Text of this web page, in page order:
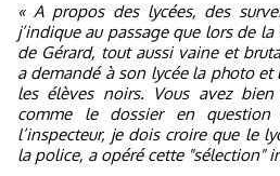
« A propos des lycées, des
j’indique au passage que lors de
de Gérard, tout aussi vaine et
a demandé à son lycée la photo
les élèves noirs. Vous avez
comme le dossier en
l’inspecteur, je dois croire que le
la police, a opéré cette "sélection"